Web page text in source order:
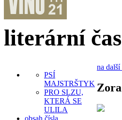
literární
PSÍ
MAJSTRŠTYK
PRO SLZU,
KTERÁ SE
ULILA
obsah čísla
na další